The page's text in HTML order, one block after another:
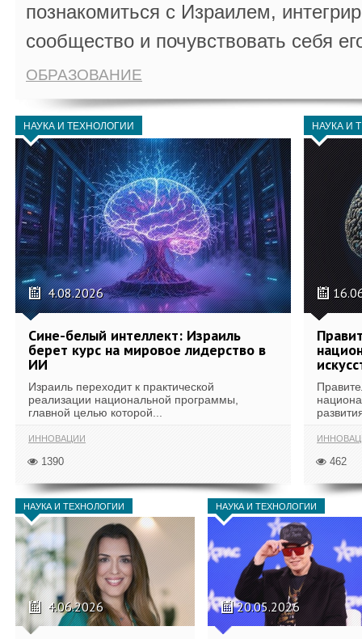
познакомиться с Израилем,
сообщество и почувствовать себя
ОБРАЗОВАНИЕ
НАУКА И ТЕХНОЛОГИИ
4.08.2026
Сине-белый интеллект: Израиль
берет курс на мировое лидерство в
ИИ
Израиль переходит к практической
реализации национальной программы,
главной целью которой...
ИННОВАЦИИ
1390
НАУКА И
462
НАУКА И ТЕХНОЛОГИИ
4.06.2026
НАУКА И ТЕХНОЛОГИИ
20.05.2026